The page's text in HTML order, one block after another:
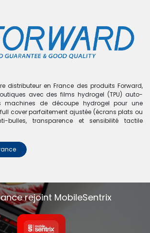
personnalisable pour iPhone 14
sidéral
distributeur en France des produits Forward,
avec des films hydrogel (TPU) auto-
machines de découpe hydrogel pour une
cover parfaitement ajustée (écrans plats ou
bulles, transparence et sensibilité tactile
rejoint MobileSentrix